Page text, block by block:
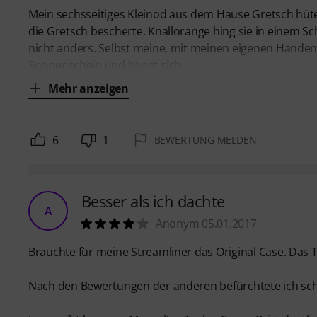
Mein sechsseitiges Kleinod aus dem Hause Gretsch
die Gretsch bescherte. Knallorange hing sie in einem
nicht anders. Selbst meine, mit meinen eigenen
Mehr anzeigen
6 1 BEWERTUNG MELDEN
A Besser als ich dachte
Anonym 05.01.2017
Brauchte für meine Streamliner das Original Case. Das
Nach den Bewertungen der anderen befürchtete ich